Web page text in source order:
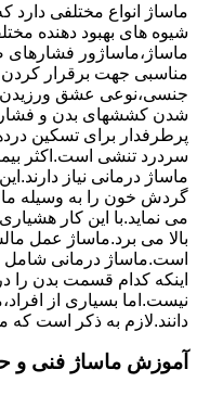
ماساژ انواع مختلفی
شیوه های بهبود دهنده
ماساژ،ماساژور
مناسبی جهت برقرار
جنسی،نوعی عشق ورزیدن
شدن کششهای بدن و
پرطرفدار برای تسکین
سردرد تنشی است.اکثر
ماساژ درمانی نیاز
گردش خون را به وسیله
می نماید.با این کار
بالا می برد.ماساژ عمل
است.ماساژ درمانی
اینکه کدام قسمت بدن را
نیست.اما بسیاری از
دانند.لازم به ذکر است که
آموزش ماساژ فنی و